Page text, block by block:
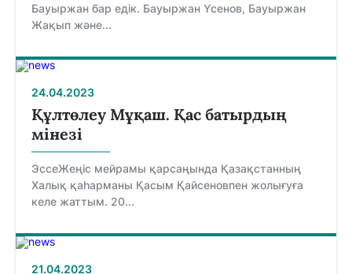
Бауыржан бар едік. Бауыржан Үсенов, Бауыржан
Жақып және...
24.04.2023
Құлтөлеу Мұқаш. Қас батырдың
мінезі
ЭссеЖеңіс мейрамы қарсаңында Қазақстанның
Халық қаһарманы Қасым Қайсеновпен жолығуға
келе жаттым. 20...
21.04.2023